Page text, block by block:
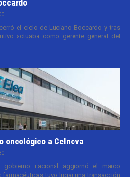
el ciclo de Luciano Boccardo y tras
actuaba como gerente general del
oncológico a Celnova
nacional aggiornó el marco
tuvo lugar una transacción